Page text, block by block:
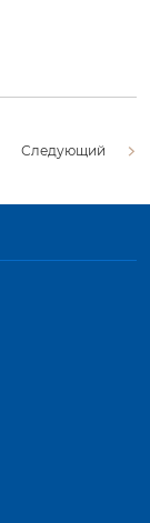
Следующий